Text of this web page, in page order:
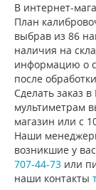
В интернет-
План
выбрав из 86
наличия на
информацию о
после
Сделать заказ
мультиметрам
магазин или с
Наши
возникшие у
707-44-73 или
наши контакты